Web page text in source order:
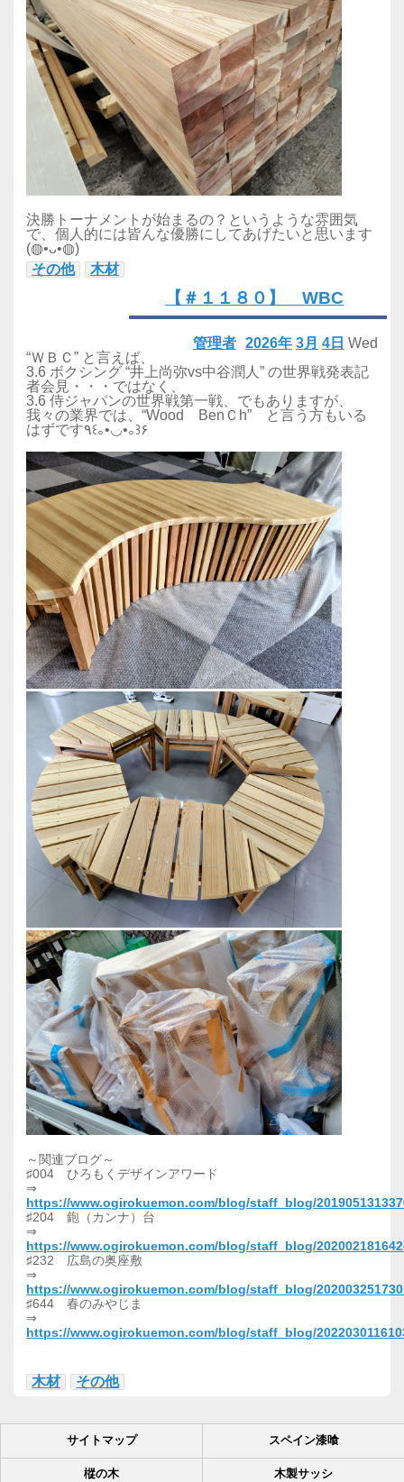
決勝トーナメントが始まるの？というような雰囲気
で、個人的には皆んな優勝にしてあげたいと思います
(◍•ᴗ•◍)
その他
木材
【＃１１８０】 WBC
2026年 3月 4日 Wed
管理者
“ＷＢＣ” と言えば、
3.6 ボクシング “井上尚弥vs中谷潤人” の世界戦発表記
者会見・・・ではなく、
3.6 侍ジャパンの世界戦第一戦、でもありますが、
我々の業界では、“Wood BenＣh” と言う方もいる
はずです٩꒰｡•◡•｡꒱۶
～関連ブログ～
♯004 ひろもくデザインアワード
⇒
https://www.ogirokuemon.com/blog/staff_blog/
♯204 鉋（カンナ）台
⇒
https://www.ogirokuemon.com/blog/staff_blog/
♯232 広島の奥座敷
⇒
https://www.ogirokuemon.com/blog/staff_blog/
♯644 春のみやじま
⇒
https://www.ogirokuemon.com/blog/staff_blog/
木材 その他
サイトマップ スペイン漆喰
樅の木 木製サッシ